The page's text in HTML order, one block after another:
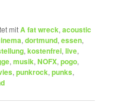
mitA fat wreck,acoustic
,dortmund,essen,
,kostenfrei,live,
,musik,NOFX,pogo,
,punkrock,punks,